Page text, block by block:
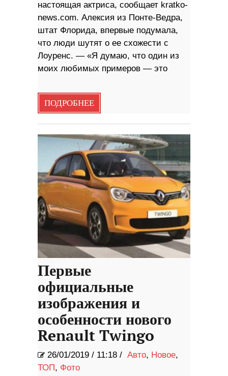
настоящая актриса, сообщает kratko-
news.com. Алексия из Понте-Ведра,
штат Флорида, впервые подумала,
что люди шутят о ее схожести с
Лоуренс. — «Я думаю, что один из
моих любимых примеров — это
ПОДРОБНЕЕ
Первые
официальные
изображения и
особенности нового
Renault Twingo
26/01/2019 / 11:18 / Авто, Новое,
ТОП, Фото